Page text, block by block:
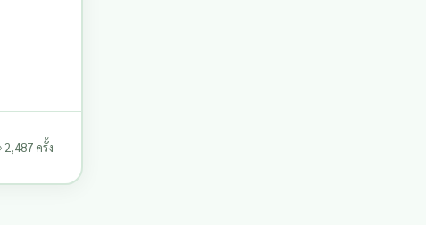
2,487 ครั้ง